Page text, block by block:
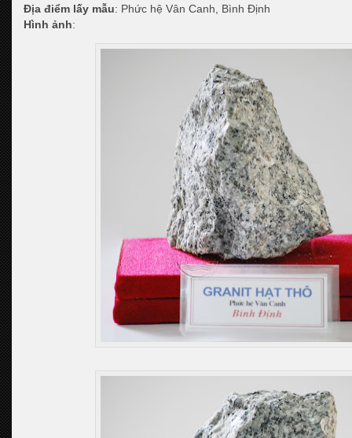
Địa điểm lấy mẫu: Phức hệ Vân Canh, Bình Định
Hình ảnh: